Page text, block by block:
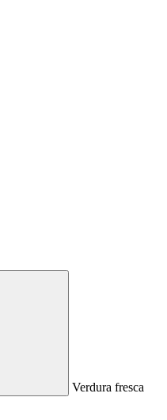
Verdura fresca